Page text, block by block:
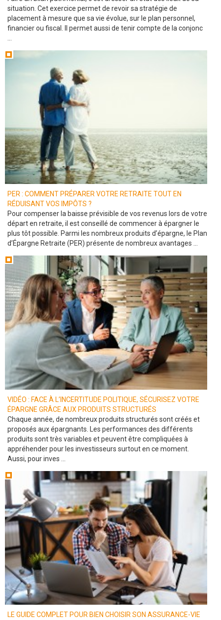
situation. Cet exercice permet de revoir sa stratégie de
placement à mesure que sa vie évolue, sur le plan personnel,
financier ou fiscal. Il permet aussi de tenir compte de la conjonc
PER : COMMENT PRÉPARER VOTRE RETRAITE TOUT EN
RÉDUISANT VOS IMPÔTS ?
Pour compenser la baisse prévisible de vos revenus lors de votre
départ en retraite, il est conseillé de commencer à épargner le
plus tôt possible. Parmi les nombreux produits d’épargne, le Plan
d’Épargne Retraite (PER) présente de nombreux avantages ...
VIDÉO : FACE À L’INCERTITUDE POLITIQUE, SÉCURISEZ VOTRE
ÉPARGNE GRÂCE AUX PRODUITS STRUCTURÉS
Chaque année, de nombreux produits structurés sont créés et
proposés aux épargnants. Les performances des différents
produits sont très variables et peuvent être compliquées à
appréhender pour les investisseurs surtout en ce moment.
Aussi, pour inves ...
LE GUIDE COMPLET POUR BIEN CHOISIR SON ASSURANCE-VIE